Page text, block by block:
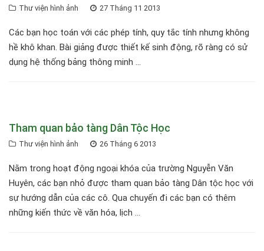
Thư viện hình ảnh 27 Tháng 11 2013
Các bạn học toán với các phép tính, quy tắc tính nhưng không
hề khô khan. Bài giảng được thiết kế sinh động, rõ ràng có sử
dụng hệ thống bảng thông minh ...
Tham quan bảo tàng Dân Tộc Học
Thư viện hình ảnh 26 Tháng 6 2013
Nằm trong hoạt động ngoại khóa của trường Nguyễn Văn
Huyên, các bạn nhỏ được tham quan bảo tàng Dân tộc học với
sự hướng dẫn của các cô. Qua chuyến đi các bạn có thêm
những kiến thức về văn hóa, lịch ...